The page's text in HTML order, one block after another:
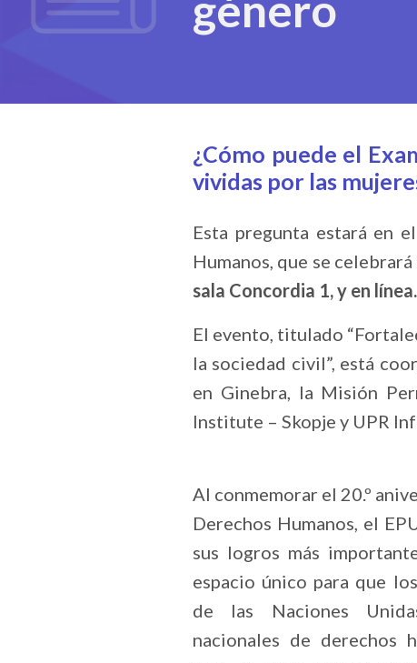
¿Cómo puede el
vividas por las
Esta pregunta estará en
Humanos, que se celebrará
sala Concordia 1, y en línea.
El evento, titulado
la sociedad civil”, está
en Ginebra, la Misión
Institute – Skopje y UPR
Al conmemorar el 20.º
Derechos Humanos, el
sus logros más
espacio único para que
de las Naciones
nacionales de derechos